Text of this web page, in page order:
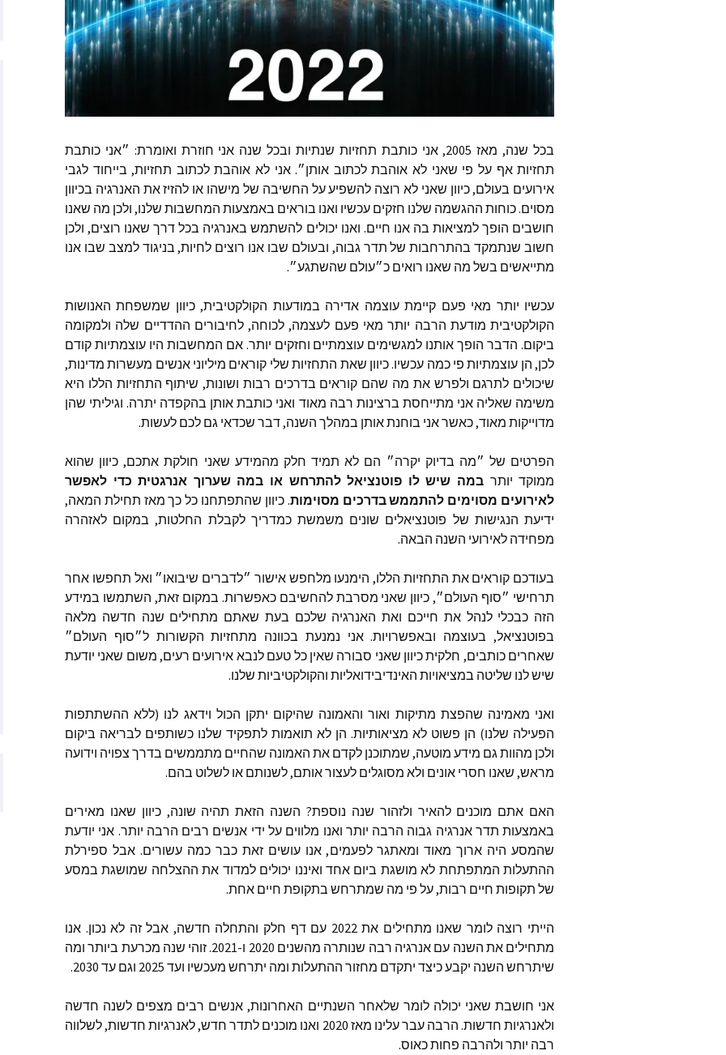
רומי וייזר
ד״ר מריה האטני
סליה פן מאתר Starchild
Global
טהליה האנטר
דיאן קת׳רין מאתר
Empaths Empowered
ואימא אדמה
ג׳ף בראון – הגיגים
סטיב פאוולינה
Pathways
מלאני בקלר מאתר ask-
angels
פינת המסרים הקצרים
טינה ספולדינג – מתקשרת
ג’ון פאין
לי קרול
כותבים וכותבות שונים
שהתפרסמו בשנת 2025
המאמרים שהתפרסמו
בשנת 2024
המאמרים שהתפרסמו
בשנת 2023
תרומה ותמיכה
בכל שנה, מאז2005, אני כותבת תחזיות שנתיות ובכל שנה אני חוזרת ואומרת: ״אני כותבת
תחזיות אף על פי שאני לא אוהבת לכתוב אותן״.אני לא אוהבת לכתוב תחזיות, בייחוד לגבי
אירועים בעולם,כיוון שאני לא רוצה להשפיעעל החשיבה של מישהו או להזיזאת האנרגיה בכיוון
מסוים.כוחות ההגשמה שלנו חזקים עכשיו ואנו בוראים באמצעות המחשבות שלנו, ולכן מה שאנו
חושבים הופך למציאות בה אנו חיים. ואנו יכולים להשתמש באנרגיה בכל דרך שאנו רוצים, ולכן
חשוב שנתמקד בהתרחבות של תדר גבוה, ובעולם שבו אנו רוצים לחיות, בניגוד למצב שבו אנו
מתייאשים בשל מה שאנו רואים כ״עולם שהשתגע״.
עכשיו יותר מאי פעם קיימת עוצמה אדירה במודעות הקולקטיבית,כיוון שמשפחת האנושות
הקולקטיבית מודעת הרבה יותר מאי פעם לעצמה, לכוחה,לחיבורים ההדדיים שלה ולמקומה
ביקום. הדבר הופך אותנו למגשימים עוצמתיים וחזקים יותר.אם המחשבות היו עוצמתיות קודם
לכן, הן עוצמתיות פי כמה עכשיו.כיוון שאת התחזיות שלי קוראים מיליוני אנשים מעשרות מדינות,
שיכולים לתרגם ולפרש את מה שהם קוראים בדרכים רבות ושונות, שיתוף התחזיות הללו היא
משימה שאליה אני מתייחסת ברצינות רבה מאוד ואני כותבת אותן בהקפדה יתרה. וגיליתי שהן
מדוייקות מאוד,כאשראני בוחנתאותן במהלך השנה,דבר שכדאי גם לכם לעשות.
הפרטים של ״מה בדיוק יקרה״ הם לא תמיד חלק מהמידע שאני חולקת אתכם, כיוון שהוא
ממוקד יותר במה שיש לו פוטנציאל להתרחש או במה שערוך אנרגטית כדי לאפשר
לאירועים מסוימים להתממשבדרכים מסוימות.כיוון שהתפתחנו כל כך מאז תחילת המאה,
ידיעת הנגישות של פוטנציאלים שונים משמשת כמדריך לקבלת החלטות, במקום לאזהרה
מפחידה לאירועי השנה הבאה.
בעודכם קוראים את התחזיות הללו, הימנעו מלחפש אישור ״לדברים שיבואו״ ואל תחפשו אחר
תרחישי ״סוף העולם״, כיוון שאני מסרבת להחשיבם כאפשרות. במקום זאת, השתמשו במידע
הזה כבכלי לנהל את חייכם ואת האנרגיה שלכם בעת שאתם מתחילים שנה חדשה מלאה
בפוטנציאל, בעוצמה ובאפשרויות.אני נמנעת בכוונה מתחזיות הקשורות ל״סוף העולם״
שאחרים כותבים, חלקיתכיוון שאני סבורה שאין כל טעם לנבא אירועים רעים, משום שאני יודעת
שישלנו שליטה במציאויות האינדיבידואליות והקולקטיביות שלנו.
ואני מאמינה שהפצת מתיקות ואור והאמונה שהיקום יתקן הכול וידאג לנו (ללא ההשתתפות
הפעילה שלנו) הן פשוט לא מציאותיות. הן לא תואמות לתפקיד שלנו כשותפים לבריאה ביקום
ולכן מהוות גם מידע מוטעה, שמתוכנן לקדם את האמונה שהחיים מתממשים בדרך צפויה וידועה
מראש, שאנו חסרי אונים ולא מסוגלים לעצוראותם,לשנותם או לשלוט בהם.
האם אתם מוכנים להאיר ולזהור שנה נוספת? השנה הזאת תהיה שונה,כיוון שאנו מאירים
באמצעות תדר אנרגיה גבוה הרבה יותר ואנו מלווים על ידי אנשים רבים הרבה יותר. אני יודעת
שהמסע היה ארוך מאוד ומאתגר לפעמים,אנו עושים זאת כבר כמה עשורים.אבל ספירלת
ההתעלות המתפתחת לא מושגת ביום אחד ואיננו יכולים למדוד את ההצלחה שמושגת במסע
של תקופות חיים רבות,על פי מה שמתרחש בתקופת חיים אחת.
הייתי רוצה לומר שאנו מתחילים את2022 עם דף חלק והתחלה חדשה, אבל זה לא נכון. אנו
מתחילים את השנה עם אנרגיה רבה שנותרה מהשנים ו-2021. זוהי שנה מכרעת ביותר ומה
שיתרחש השנה יקבעכיצד יתקדם מחזור ההתעלות ומה יתרחש מעכשיו ועד וגם עד
אני חושבת שאני יכולה לומר שלאחר השנתיים האחרונות, אנשים רבים מצפים לשנה חדשה
ולאנרגיות חדשות. הרבה עברעלינו מאז ואנו מוכנים לתדר חדש,לאנרגיות חדשות,לשלווה
רבה יותר ולהרבה פחותכאוס.